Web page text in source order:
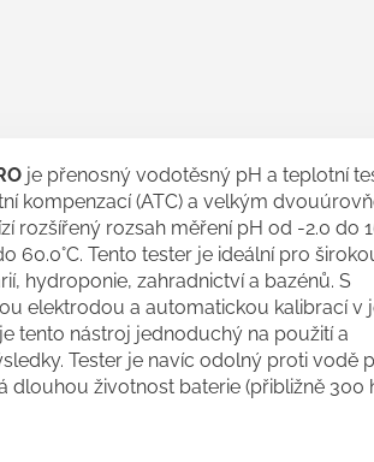
je přenosný vodotěsný pH a teplotní
kompenzací (ATC) a velkým
rozšířený rozsah měření pH od -2.0 do
60.0°C. Tento tester je ideální pro
hydroponie, zahradnictví a bazénů. S
elektrodou a automatickou kalibrací v
tento nástroj jednoduchý na použití a
Tester je navíc odolný proti vodě
dlouhou životnost baterie (přibližně 300